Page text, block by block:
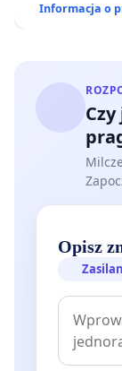
Informacja o
Opisz